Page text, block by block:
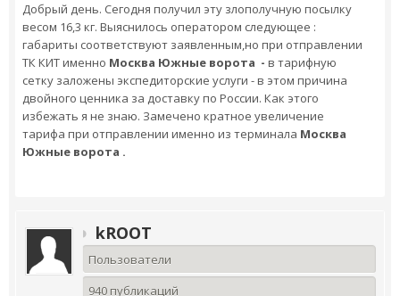
Добрый день. Сегодня получил эту злополучную посылку
весом 16,3 кг. Выяснилось оператором следующее :
габариты соответствуют заявленным,но при отправлении
ТК КИТ именно Москва Южные ворота - в тарифную
сетку заложены экспедиторские услуги - в этом причина
двойного ценника за доставку по России. Как этого
избежать я не знаю. Замечено кратное увеличение
тарифа при отправлении именно из терминала Москва
Южные ворота .
kROOT
Пользователи
940 публикаций